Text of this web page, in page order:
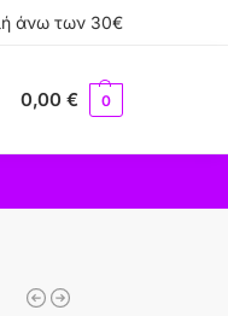
άνω των 30€
0,00€ 0